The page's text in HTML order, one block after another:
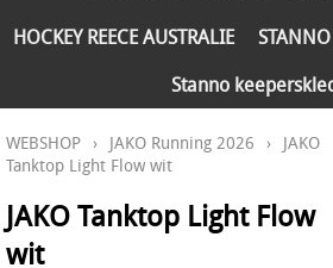
JAKO Running 2026
JAKO TEAMLINES 2026
JAKO Voetbal 2026
PARTNERS
Klantengroepen
CONTACT
MY ISPORT11
HOCKEY REECE AUSTRALIE
Stanno
WEBSHOP › JAKO Running 2026 › JAKO
Tanktop Light Flow wit
JAKO Tanktop Light Flow
wit